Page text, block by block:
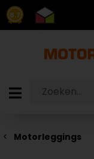
8.7
Motorleggings